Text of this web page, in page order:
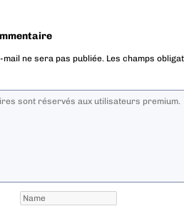
ne sera pas publiée. Les champs